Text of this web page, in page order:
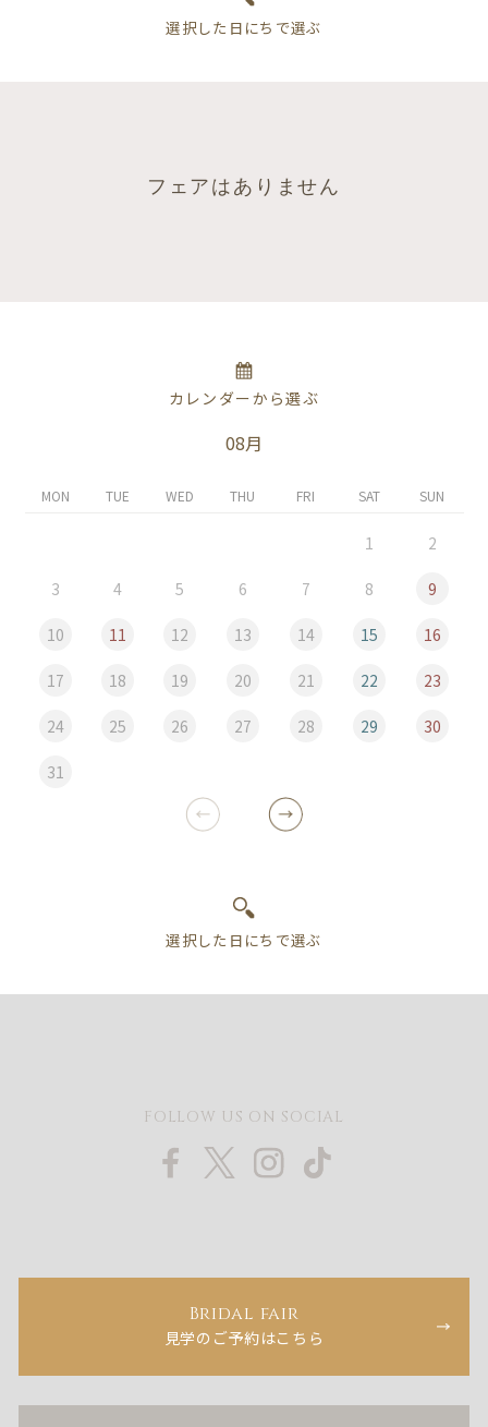
フェアはありません
カレンダーから選ぶ
08月
MON TUE WED THU FRI SAT SUN
1 2
3 4 5 6 7 8 9
10 11 12 13 14 15 16
17 18 19 20 21 22 23
24 25 26 27 28 29 30
31
FOLLOW US ON SOCIAL
Bridal fair
見学のご予約はこちら